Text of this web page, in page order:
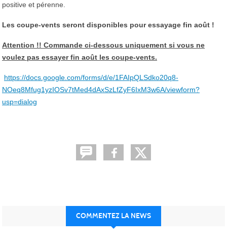
positive et pérenne.
Les coupe-vents seront disponibles pour essayage fin août !
Attention !! Commande ci-dessous uniquement si vous ne
voulez pas essayer fin août les coupe-vents.
https://docs.google.com/forms/d/e/1FAIpQLSdko20q8-
NOeq8Mfug1yzIOSv7tMed4dAxSzLfZyF6IxM3w6A/viewform?
usp=dialog
COMMENTEZ LA NEWS